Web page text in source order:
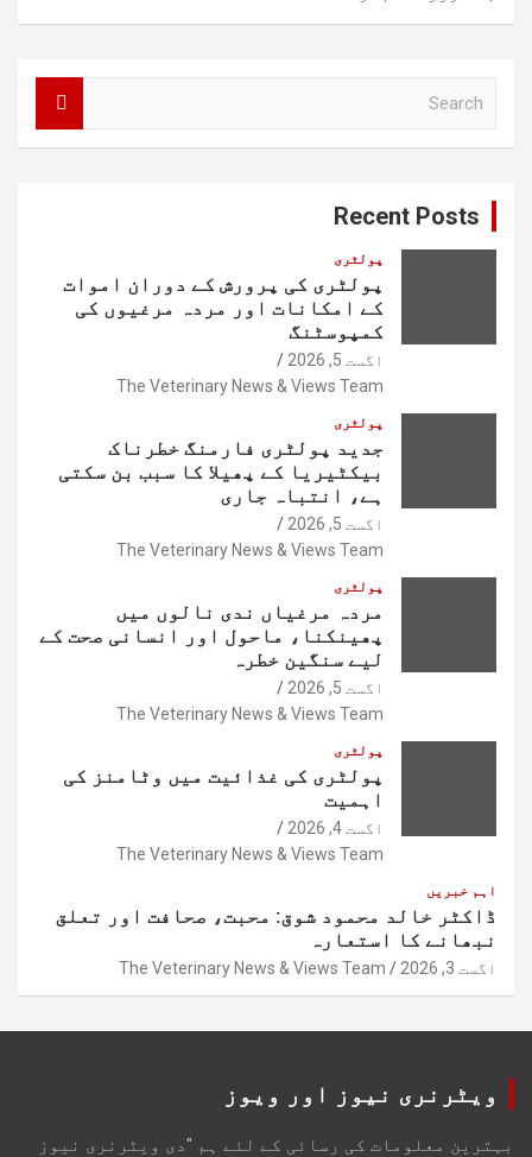
Recent Posts
پولٹری
پولٹری کی پرورش کے دوران اموات
کے امکانات اور مردہ مرغیوں کی
کمپوسٹنگ
اگست 5, 2026
The Veterinary News & Views Team
پولٹری
جدید پولٹری فارمنگ خطرناک
بیکٹیریا کے پھیلا کا سبب بن سکتی
ہے، انتباہ جاری
اگست 5, 2026
The Veterinary News & Views Team
پولٹری
مردہ مرغیاں ندی نالوں میں
پھینکنا، ماحول اور انسانی صحت کے
لیے سنگین خطرہ
اگست 5, 2026
The Veterinary News & Views Team
پولٹری
پولٹری کی غذائیت میں وٹامنز کی
اہمیت
اگست 4, 2026
The Veterinary News & Views Team
اہم خبریں
ڈاکٹر خالد محمود شوق: محبت، صحافت اور تعلق
نبھانے کا استعارہ
اگست 3, 2026 The Veterinary News & Views Team
ویٹرنری نیوز اور ویوز
بہترین معلومات کی رسائی کے لئے ہم "دی ویٹرنری نیوز